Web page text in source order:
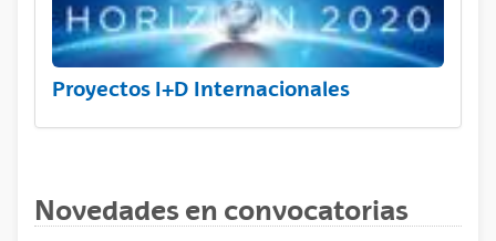
Proyectos I+D Internacionales
Novedades en convocatorias